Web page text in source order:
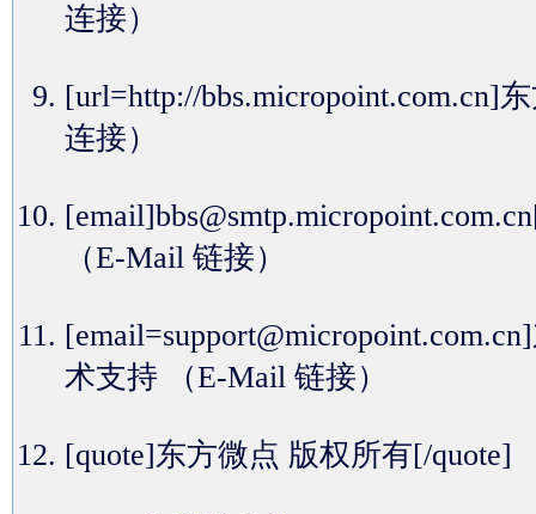
连接）
[url=http://
连接）
（E-Mail 链接）
术支持 （E-Mail 链接）
[quote]东方微点 版权所有[/